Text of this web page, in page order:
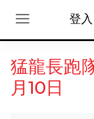
登入
猛龍長跑
月10日